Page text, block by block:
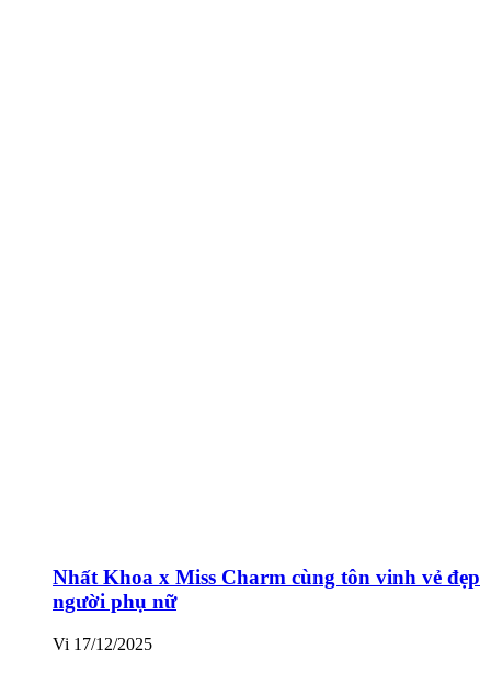
Nhất Khoa x Miss Charm cùng tôn vinh vẻ đẹp
người phụ nữ
Vi 17/12/2025